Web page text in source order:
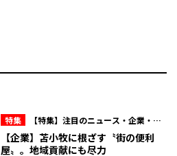
特集
【特集】注目のニュース・企業・人
物【企業】苫小牧に根ざす〝街の便利
屋〟。地域貢献にも尽力